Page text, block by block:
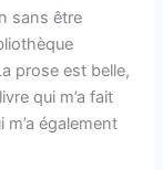
sans être
prose est belle,
qui m’a fait
également